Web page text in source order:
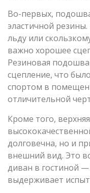
Во-первых,
эластичной
льду или
важно хорошее
Резиновая
сцепление, что
спортом в
отличительной
Кроме того,
долговечна, но и
внешний вид. Это
диван в гостиной
выдерживает